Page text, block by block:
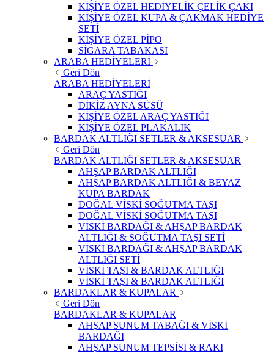
KİŞİYE ÖZEL HEDİYELİK ÇELİK ÇAKI
KİŞİYE ÖZEL KUPA & ÇAKMAK HEDİYE
SETİ
KİŞİYE ÖZEL PİPO
SİGARA TABAKASI
ARABA HEDİYELERİ
Geri Dön
ARABA HEDİYELERİ
ARAÇ YASTIĞI
DİKİZ AYNA SÜSÜ
KİŞİYE ÖZEL ARAÇ YASTIĞI
KİŞİYE ÖZEL PLAKALIK
BARDAK ALTLIĞI SETLER & AKSESUAR
Geri Dön
BARDAK ALTLIĞI SETLER & AKSESUAR
AHŞAP BARDAK ALTLIĞI
AHŞAP BARDAK ALTLIĞI & BEYAZ
KUPA BARDAK
DOĞAL VİSKİ SOĞUTMA TAŞI
DOĞAL VİSKİ SOĞUTMA TAŞI
VİSKİ BARDAĞI & AHŞAP BARDAK
ALTLIĞI & SOĞUTMA TAŞI SETİ
VİSKİ BARDAĞI & AHŞAP BARDAK
ALTLIĞI SETİ
VİSKİ TAŞI & BARDAK ALTLIĞI
VİSKİ TAŞI & BARDAK ALTLIĞI
BARDAKLAR & KUPALAR
Geri Dön
BARDAKLAR & KUPALAR
AHŞAP SUNUM TABAĞI & VİSKİ
BARDAĞI
AHŞAP SUNUM TEPSİSİ & RAKI